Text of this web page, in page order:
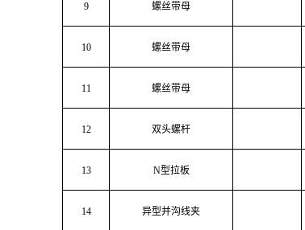
9 螺丝带母
10 螺丝带母
11 螺丝带母
12 双头螺杆
13 N型拉板
14 异型并沟线夹